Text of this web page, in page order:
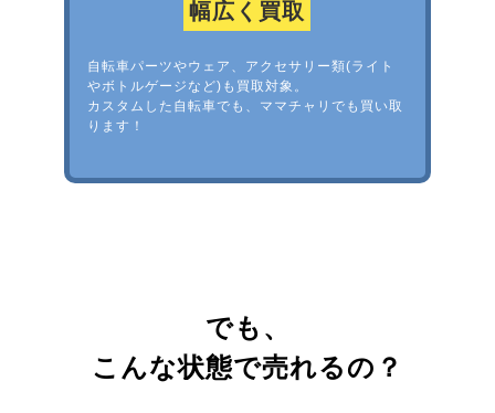
幅広く買取
自転車パーツやウェア、アクセサリー類(ライト
やボトルゲージなど)も買取対象。
カスタムした自転車でも、ママチャリでも買い取
ります！
でも、
こんな状態で売れるの？